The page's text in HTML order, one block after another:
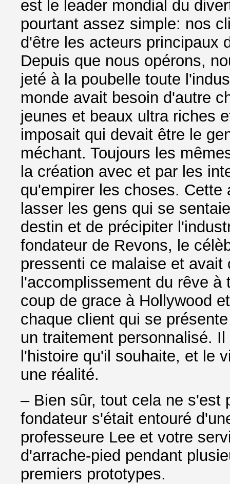
est le leader mondial du
pourtant assez simple: nos
d'être les acteurs principaux
Depuis que nous opérons,
jeté à la poubelle toute
monde avait besoin d'autre
jeunes et beaux ultra riches
imposait qui devait être le
méchant. Toujours les
la création avec et par les
qu'empirer les choses.
lasser les gens qui se
destin et de précipiter
fondateur de Revons, le
pressenti ce malaise et
l'accomplissement du rêve
coup de grace à Hollywood
chaque client qui se
un traitement personnalisé.
l'histoire qu'il souhaite, et le
une réalité.
– Bien sûr, tout cela ne s'est
fondateur s'était entouré
professeure Lee et votre
d'arrache-pied pendant
premiers prototypes.